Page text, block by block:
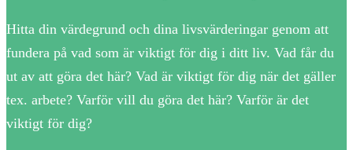
Hitta din värdegrund och dina livsvärderingar genom att
fundera på vad som är viktigt för dig i ditt liv. Vad får du
ut av att göra det här? Vad är viktigt för dig när det gäller
tex. arbete? Varför vill du göra det här? Varför är det
viktigt för dig?